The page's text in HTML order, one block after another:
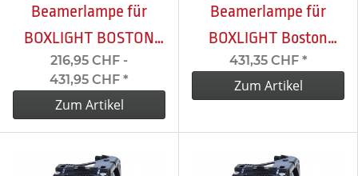
Beamerlampe für
BOXLIGHT BOSTON
X28NST
216,95 CHF -
431,95 CHF *
Zum Artikel
Beamerlampe für
BOXLIGHT Boston
X32NST
431,35 CHF *
Zum Artikel